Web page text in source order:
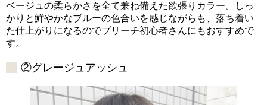
ベージュの柔らかさを全て兼ね備えた欲張りカラー。しっ
かりと鮮やかなブルーの色合いを感じながらも、落ち着い
た仕上がりになるのでブリーチ初心者さんにもおすすめで
す。
②グレージュアッシュ